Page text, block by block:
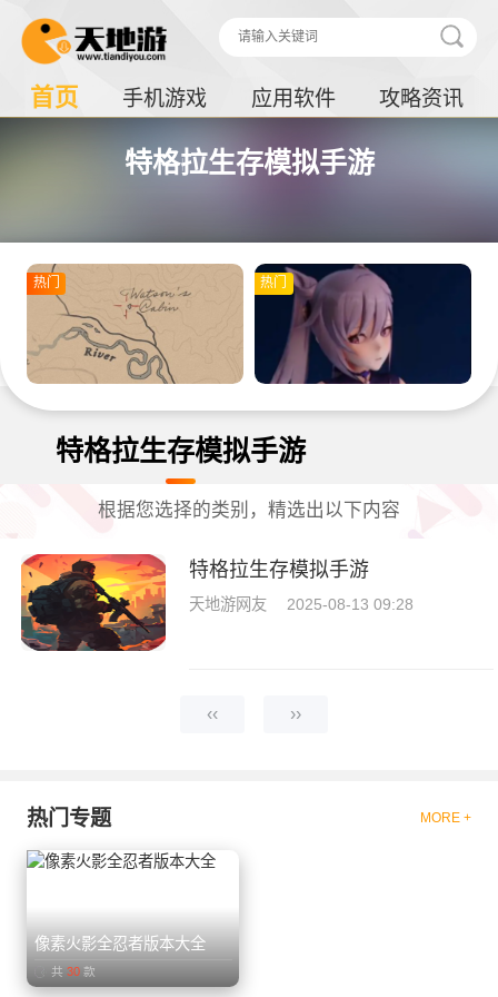
首页 手机游戏 应用软件 攻略资讯
特格拉生存模拟手游
热门 热门
特格拉生存模拟手游
根据您选择的类别，精选出以下内容
特格拉生存模拟手游
天地游网友 2025-08-13 09:28
‹‹ ››
热门专题 MORE +
像素火影全忍者版本大全
共 30 款